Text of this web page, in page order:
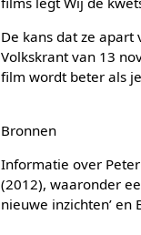
De kans dat ze
Volkskrant van 13
film wordt beter als
Bronnen
Informatie over
(2012), waaronder
nieuwe inzichten’ en